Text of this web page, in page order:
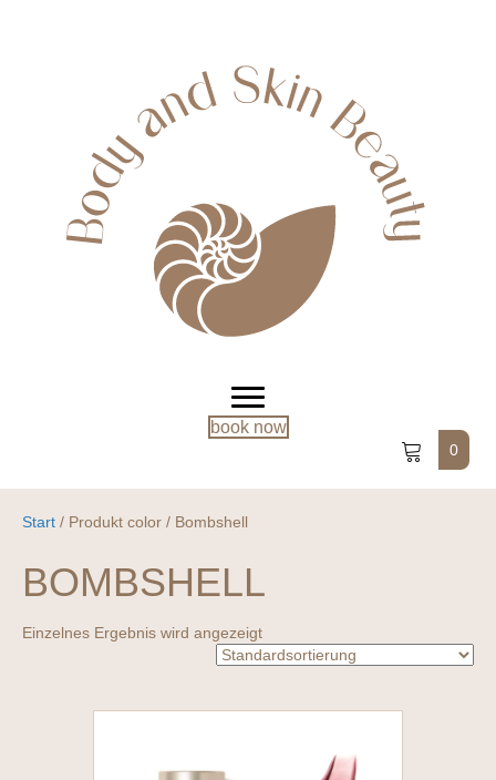
book now
0
Start / Produkt color / Bombshell
BOMBSHELL
Einzelnes Ergebnis wird angezeigt